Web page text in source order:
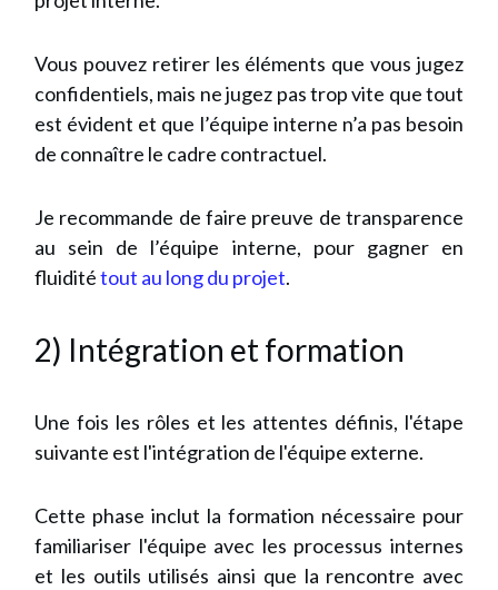
Vous pouvez retirer les éléments que vous jugez
confidentiels, mais ne jugez pas trop vite que tout
est évident et que l’équipe interne n’a pas besoin
de connaître le cadre contractuel.
Je recommande de faire preuve de transparence
au sein de l’équipe interne, pour gagner en
fluiditétout au long du projet.
2) Intégration et formation
Une fois les rôles et les attentes définis, l'étape
suivante est l'intégration de l'équipe externe.
Cette phase inclut la formation nécessaire pour
familiariser l'équipe avec les processus internes
et les outils utilisés ainsi que la rencontre avec